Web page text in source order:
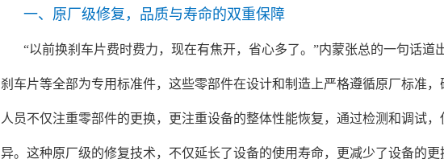
一、原厂级修复，品质与寿命的双重保障
“以前换刹车片费时费力，现在有焦开，省心多了。”内蒙张总的一句话道
刹车片等全部为专用标准件，这些零部件在设计和制造上严格遵循原厂标准
人员不仅注重零部件的更换，更注重设备的整体性能恢复，通过检测和调试
异。这种原厂级的修复技术，不仅延长了设备的使用寿命，更减少了设备的更